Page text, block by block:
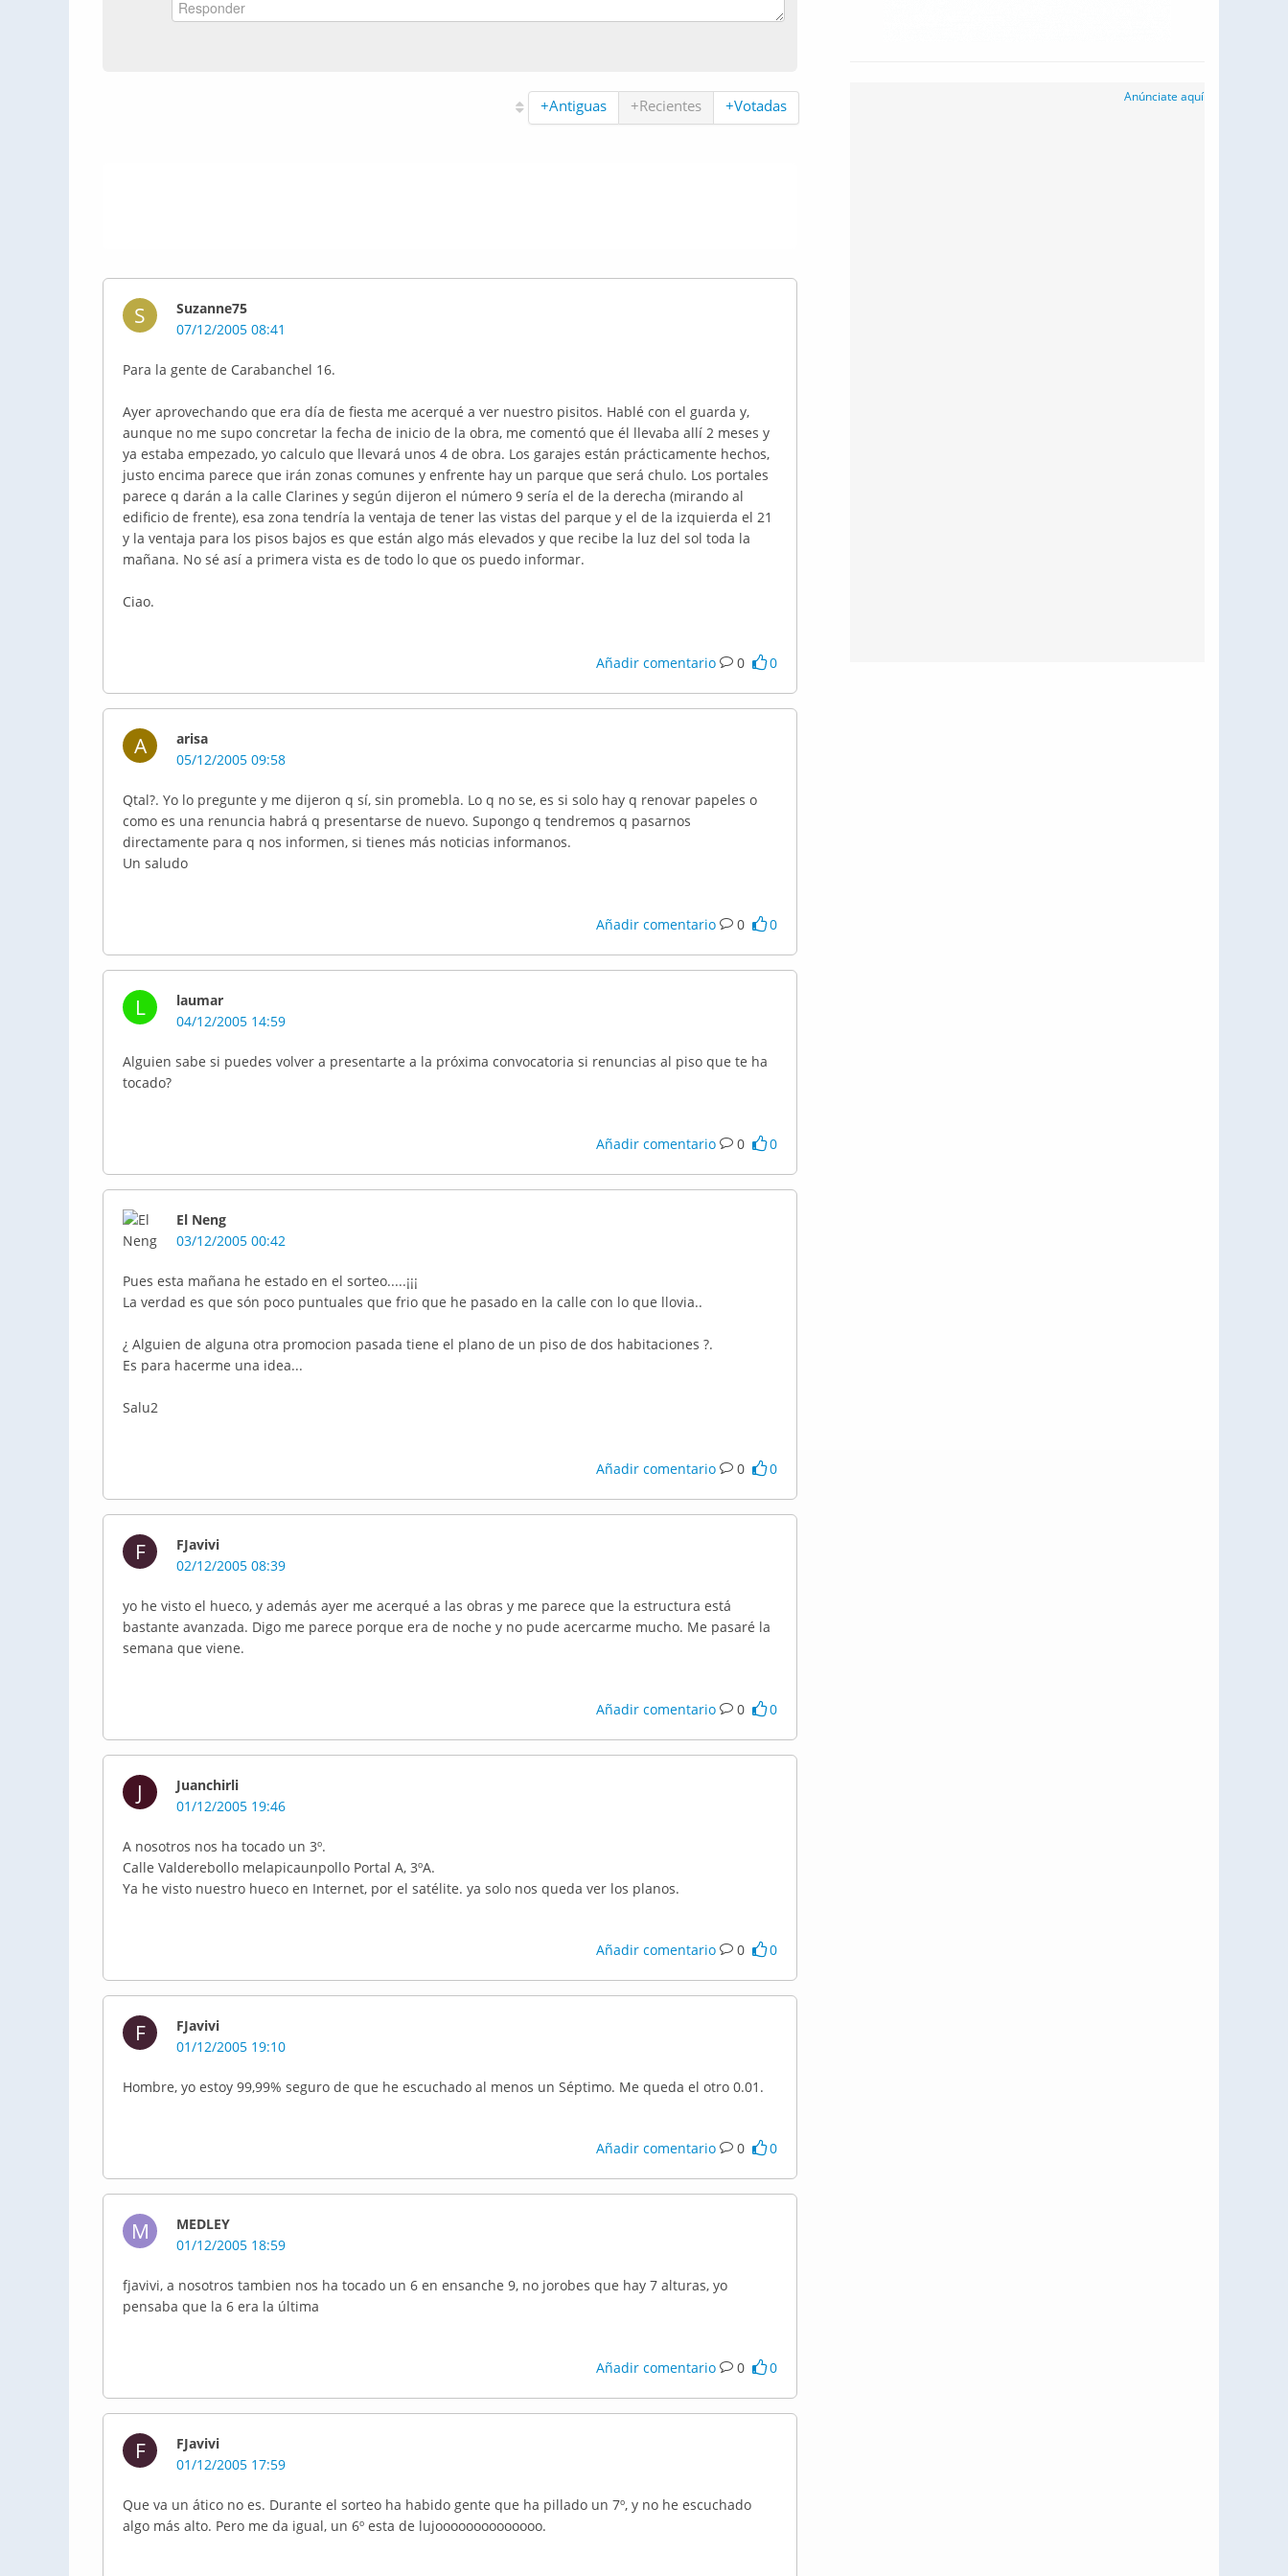
+Antiguas +Recientes +Votadas
S
Suzanne75
07/12/2005 08:41
Para la gente de Carabanchel 16.
Ayer aprovechando que era día de fiesta me acerqué a ver nuestro pisitos. Hablé con el guarda y,
aunque no me supo concretar la fecha de inicio de la obra, me comentó que él llevaba allí 2 meses y
ya estaba empezado, yo calculo que llevará unos 4 de obra. Los garajes están prácticamente hechos,
justo encima parece que irán zonas comunes y enfrente hay un parque que será chulo. Los portales
parece q darán a la calle Clarines y según dijeron el número 9 sería el de la derecha (mirando al
edificio de frente), esa zona tendría la ventaja de tener las vistas del parque y el de la izquierda el 21
y la ventaja para los pisos bajos es que están algo más elevados y que recibe la luz del sol toda la
mañana. No sé así a primera vista es de todo lo que os puedo informar.
Ciao.
Añadir comentario 0 0
A
arisa
05/12/2005 09:58
Qtal?. Yo lo pregunte y me dijeron q sí, sin promebla. Lo q no se, es si solo hay q renovar papeles o
como es una renuncia habrá q presentarse de nuevo. Supongo q tendremos q pasarnos
directamente para q nos informen, si tienes más noticias informanos.
Un saludo
Añadir comentario 0 0
L
laumar
04/12/2005 14:59
Alguien sabe si puedes volver a presentarte a la próxima convocatoria si renuncias al piso que te ha
tocado?
Añadir comentario 0 0
El Neng
03/12/2005 00:42
Pues esta mañana he estado en el sorteo.....¡¡¡
La verdad es que són poco puntuales que frio que he pasado en la calle con lo que llovia..
¿ Alguien de alguna otra promocion pasada tiene el plano de un piso de dos habitaciones ?.
Es para hacerme una idea...
Salu2
Añadir comentario 0 0
F
FJavivi
02/12/2005 08:39
yo he visto el hueco, y además ayer me acerqué a las obras y me parece que la estructura está
bastante avanzada. Digo me parece porque era de noche y no pude acercarme mucho. Me pasaré la
semana que viene.
Añadir comentario 0 0
J
Juanchirli
01/12/2005 19:46
A nosotros nos ha tocado un 3º.
Calle Valderebollo melapicaunpollo Portal A, 3ºA.
Ya he visto nuestro hueco en Internet, por el satélite. ya solo nos queda ver los planos.
Añadir comentario 0 0
F
FJavivi
01/12/2005 19:10
Hombre, yo estoy 99,99% seguro de que he escuchado al menos un Séptimo. Me queda el otro 0.01.
Añadir comentario 0 0
M
MEDLEY
01/12/2005 18:59
fjavivi, a nosotros tambien nos ha tocado un 6 en ensanche 9, no jorobes que hay 7 alturas, yo
pensaba que la 6 era la última
Añadir comentario 0 0
F
FJavivi
01/12/2005 17:59
Que va un ático no es. Durante el sorteo ha habido gente que ha pillado un 7º, y no he escuchado
algo más alto. Pero me da igual, un 6º esta de lujoooooooooooooo.
Anúnciate aquí